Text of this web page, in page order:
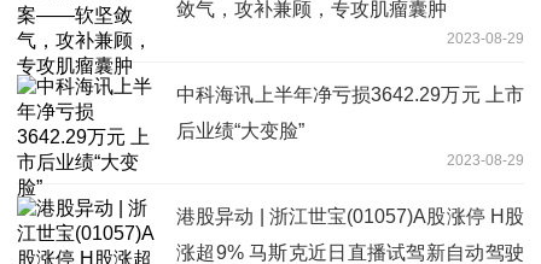
敛气，攻补兼顾，专攻肌瘤囊肿
2023-08-29
中科海讯上半年净亏损3642.29万元 上市
后业绩“大变脸”
2023-08-29
港股异动 | 浙江世宝(01057)A股涨停 H股
涨超9% 马斯克近日直播试驾新自动驾驶